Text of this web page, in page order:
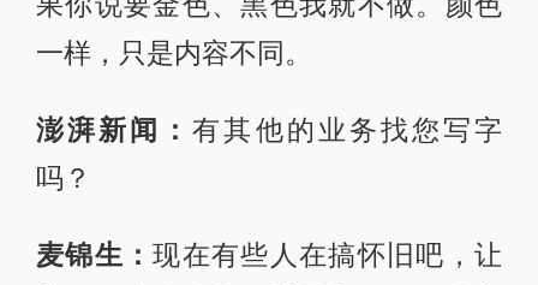
一样，只是内容不同。
澎湃新闻：有其他的业务找您写字
吗？
麦锦生：现在有些人在搞怀旧吧，让